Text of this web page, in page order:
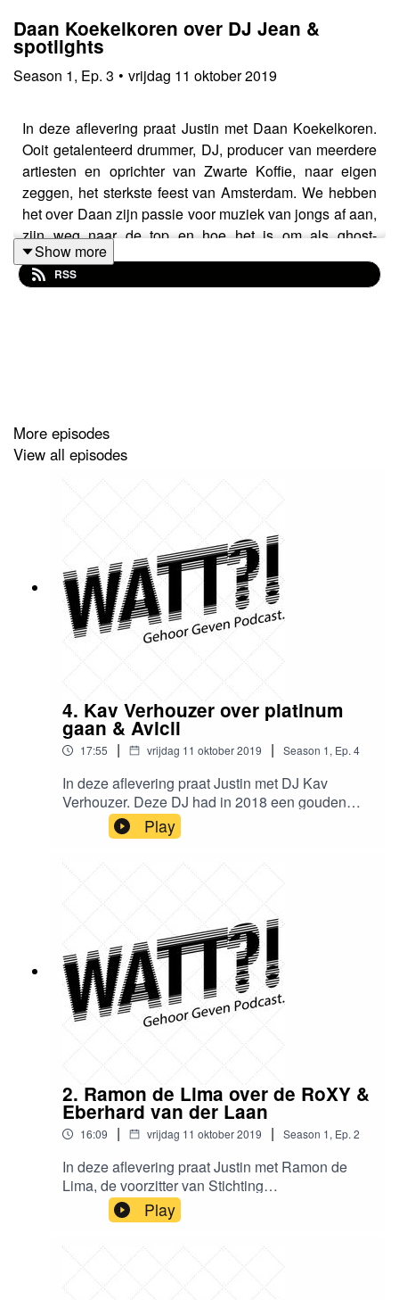
Daan Koekelkoren over DJ Jean &
spotlights
Season 1, Ep. 3 • vrijdag 11 oktober 2019
In deze aflevering praat Justin met Daan Koekelkoren.
Ooit getalenteerd drummer, DJ, producer van meerdere
artiesten en oprichter van Zwarte Koffie, naar eigen
zeggen, het sterkste feest van Amsterdam. We hebben
het over Daan zijn passie voor muziek van jongs af aan,
zijn weg naar de top en hoe het is om als ghost-
producer te werken.
Show more
RSS
More episodes
View all episodes
4. Kav Verhouzer over platinum
gaan & Avicii
17:55 | vrijdag 11 oktober 2019 | Season 1, Ep. 4
In deze aflevering praat Justin met DJ Kav
Verhouzer. Deze DJ had in 2018 een gouden
plaat met Sjaak, genaamd Stap voor Stap en
staat onder contract bij het grote Armada music
van Armin van Buuren. We spreken hem in zijn
optredens en nieuwe producties voor de boeg,
we bespreken hoe het ervoor staat met hem, zijn
muziek, het overlijden van Avicii en zijn gehoor.
Play
2. Ramon de Lima over de RoXY &
Eberhard van der Laan
16:09 | vrijdag 11 oktober 2019 | Season 1, Ep. 2
In deze aflevering praat Justin met Ramon de
Lima, de voorzitter van Stichting
Nachtburgemeester. Zij hebben het doel hebben
om nachtcultuur op de maatschappelijke en
politieke agenda te zetten. Ramon zit dus volop
dan ook druk bezig met evenementen zoals
Play